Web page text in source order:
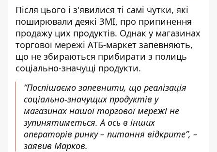
Після цього і з'явилися ті самі чутки, які
поширювали деякі ЗМІ, про припинення
продажу цих продуктів. Однак у магазинах
торгової мережі АТБ-маркет запевняють,
що не збираються прибирати з полиць
соціально-значущі продукти.
“Поспішаємо запевнити, що реалізація
соціально-значущих продуктів у
магазинах нашої торгової мережі не
зупинятиметься. А ось в інших
операторів ринку – питання відкрите”, –
заявив Марков.